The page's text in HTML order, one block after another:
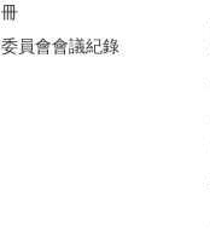
冊
委員會會議紀錄